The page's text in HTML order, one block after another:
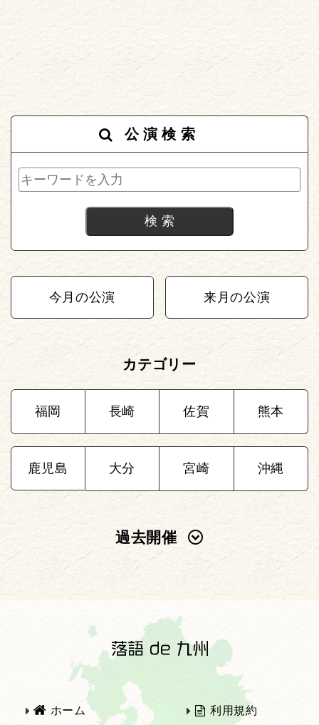
公演検索
今月の公演 来月の公演
カテゴリー
福岡 長崎 佐賀 熊本
鹿児島 大分 宮崎 沖縄
過去開催
2022年
2021年 2020年
ホーム 利用規約